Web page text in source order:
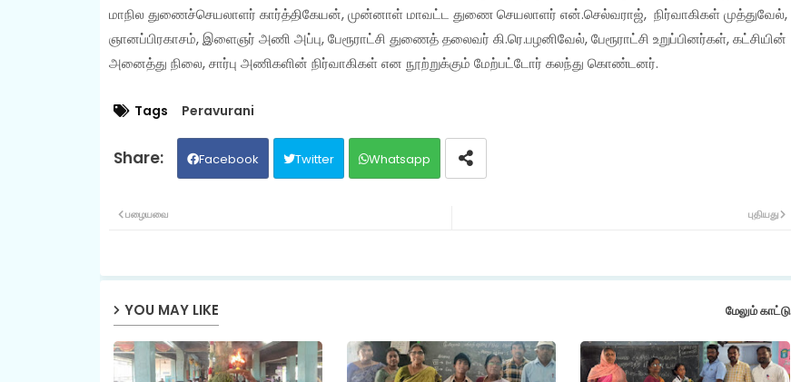
மாநில துணைச்செயலாளர் கார்த்திகேயன், முன்னாள் மாவட்ட துணை செயலாளர் என்.செல்வராஜ், நிர்வாகிகள் முத்துவேல்,
ஞானப்பிரகாசம், இளைஞர் அணி அப்பு, பேரூராட்சி துணைத் தலைவர் கி.ரெ.பழனிவேல், பேரூராட்சி உறுப்பினர்கள், கட்சியின்
அனைத்து நிலை, சார்பு அணிகளின் நிர்வாகிகள் என நூற்றுக்கும் மேற்பட்டோர் கலந்து கொண்டனர்.
Tags Peravurani
Facebook Twitter Whatsapp
புதியது
பழையவை
YOU MAY LIKE மேலும் காட்டு